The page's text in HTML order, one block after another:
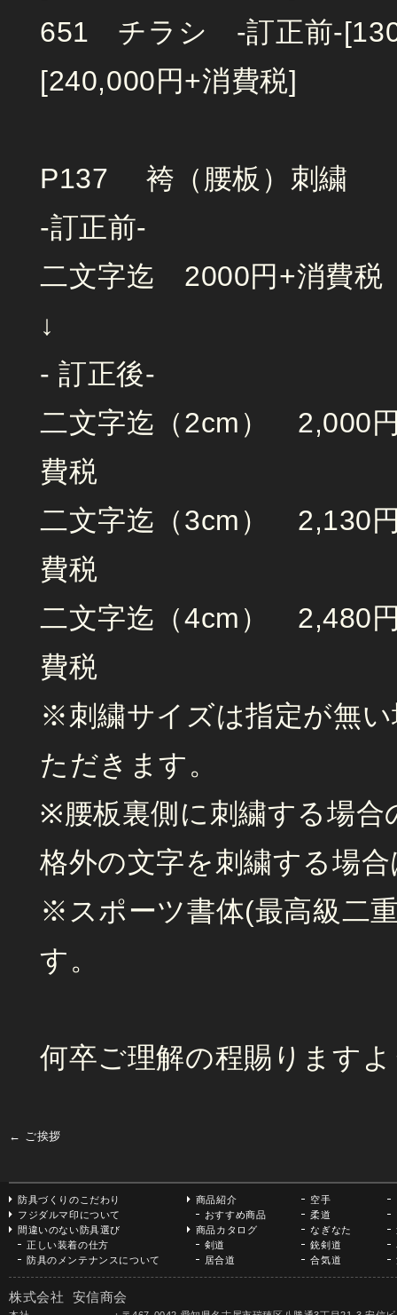
651 チラシ -訂正前-
[240,000円+消費税]
P137 袴（腰板）刺繍
-訂正前-
二文字迄 2000円+消費
↓
- 訂正後-
二文字迄（2cm） 2,000
費税
二文字迄（3cm） 2,130
費税
二文字迄（4cm） 2,480
費税
※刺繍サイズは指定が無
ただきます。
※腰板裏側に刺繍する場合
格外の文字を刺繍する場
※スポーツ書体(最高級二
す。
何卒ご理解の程賜ります
← ご挨拶
防具づくりのこだわり
フジダルマ印について
間違いのない防具選び
正しい装着の仕方
防具のメンテナンスについて
商品紹介
おすすめ商品
商品カタログ
剣道
居合道
空手
柔道
なぎなた
銃剣道
合気道
株式会社 安信商会